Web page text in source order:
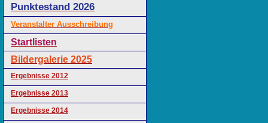
Punktestand 2026
Veranstalter Ausschreibung
Startlisten
Bildergalerie 2025
Ergebnisse 2012
Ergebnisse 2013
Ergebnisse 2014